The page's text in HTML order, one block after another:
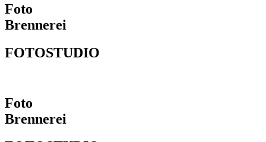
Foto
Brennerei
FOTOSTUDIO
Foto
Brennerei